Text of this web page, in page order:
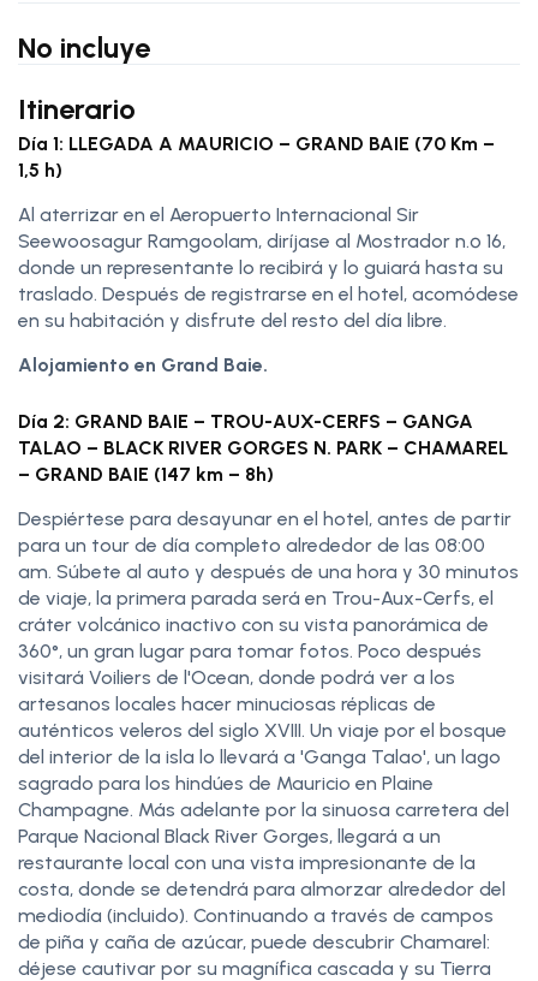
No incluye
Itinerario
Día 1: LLEGADA A MAURICIO – GRAND BAIE (70 Km –
1,5 h)
Al aterrizar en el Aeropuerto Internacional Sir
Seewoosagur Ramgoolam, diríjase al Mostrador n.º 16,
donde un representante lo recibirá y lo guiará hasta su
traslado. Después de registrarse en el hotel, acomódese
en su habitación y disfrute del resto del día libre.
Alojamiento en Grand Baie.
Día 2: GRAND BAIE – TROU-AUX-CERFS – GANGA
TALAO – BLACK RIVER GORGES N. PARK – CHAMAREL
– GRAND BAIE (147 km – 8h)
Despiértese para desayunar en el hotel, antes de partir
para un tour de día completo alrededor de las 08:00
am. Súbete al auto y después de una hora y 30 minutos
de viaje, la primera parada será en Trou-Aux-Cerfs, el
cráter volcánico inactivo con su vista panorámica de
360°, un gran lugar para tomar fotos. Poco después
visitará Voiliers de l'Ocean, donde podrá ver a los
artesanos locales hacer minuciosas réplicas de
auténticos veleros del siglo XVIII. Un viaje por el bosque
del interior de la isla lo llevará a 'Ganga Talao', un lago
sagrado para los hindúes de Mauricio en Plaine
Champagne. Más adelante por la sinuosa carretera del
Parque Nacional Black River Gorges, llegará a un
restaurante local con una vista impresionante de la
costa, donde se detendrá para almorzar alrededor del
mediodía (incluido). Continuando a través de campos
de piña y caña de azúcar, puede descubrir Chamarel:
déjese cautivar por su magnífica cascada y su Tierra